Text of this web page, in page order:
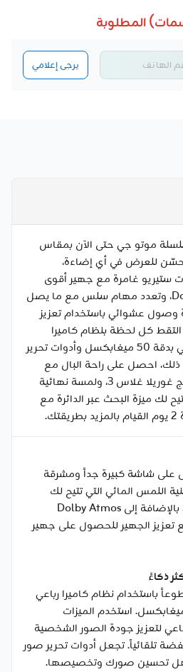
المطلوبة
يرجى إعلامي
موتو جي حتى الآن بمقاس
للعرض في أي إضاءة،
ستيريو غامرة مع جهير أقوى
بمرتين ودعم Dolby Atmos، وتعدد مهام سلس مع ما يصل
وصول عشوائي باستخدام تعزيز
كل لحظة بنظام كاميرا
مدعوم بالذكاء الاصطناعي بدقة 50 ميغابكسل وأدوات تحرير
احصل على راحة البال مع
حماية IP64، وزجاج كورنينج غوريلا غلاس 3، ولمسة نهائية
لك ميزة البحث عبر الدائرة مع
على شاشة كبيرة جداً ومشرقة
تقنية اللمس المائي التي تتيح لك
التنقل حتى بيدين مبللتين، بالإضافة إلى Dolby Atmos
الجهير للحصول على جهير
ذكاءً
باستخدام نظام كاميرا رباعي
متطور بدقة 50 ميغابكسل. استخدم الميزات
لتعزيز جودة الصور الشخصية
تلقائياً. تجعل أدوات تحرير صور
تحسين صورك وتخصيصها.